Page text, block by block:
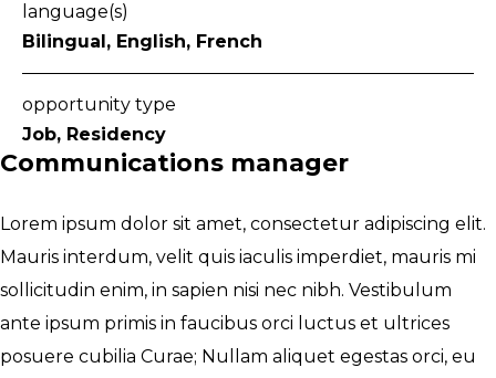
language(s)
Bilingual, English, French
opportunity type
Job, Residency
Communications manager
Lorem ipsum dolor sit amet, consectetur adipiscing elit.
Mauris interdum, velit quis iaculis imperdiet, mauris mi
sollicitudin enim, in sapien nisi nec nibh. Vestibulum
ante ipsum primis in faucibus orci luctus et ultrices
posuere cubilia Curae; Nullam aliquet egestas orci, eu